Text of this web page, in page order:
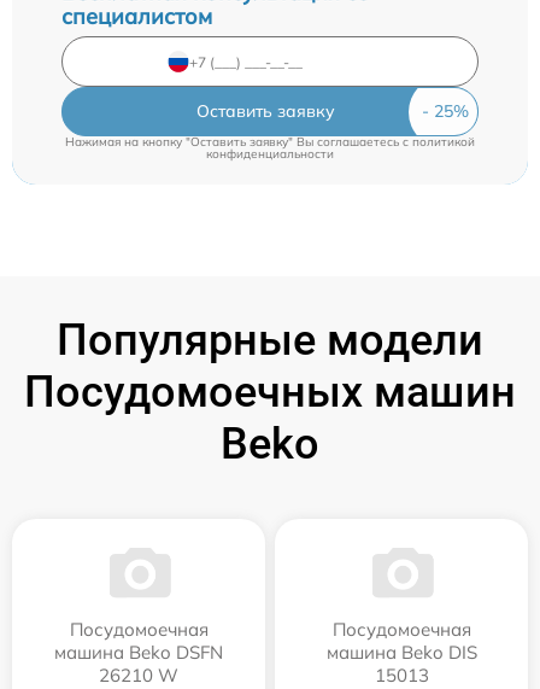
специалистом
Оставить заявку
Нажимая на кнопку "Оставить заявку" Вы соглашаетесь c политикой
конфиденциальности
Популярные модели
Посудомоечных машин
Beko
Посудомоечная
машина Beko DSFN
26210 W
Посудомоечная
машина Beko DIS
15013